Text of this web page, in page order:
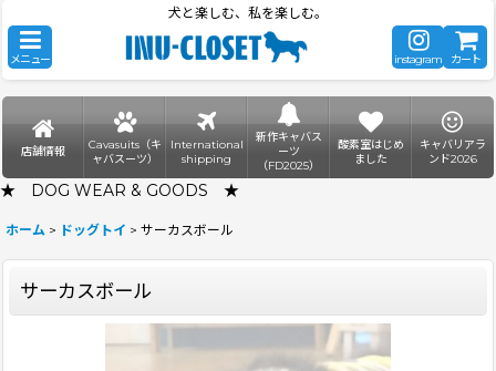
犬と楽しむ、私を楽しむ。
メニュー instagram カート
店舗情報
Cavasuits（キ
ャバスーツ）
International
shipping
新作キャバス
ーツ
（FD2025）
酸素室はじめ
ました
キャバリアラ
ンド2026
★ DOG WEAR & GOODS ★
ホーム > ドッグトイ > サーカスボール
サーカスボール